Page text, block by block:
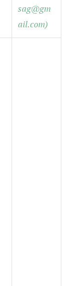
sag@gm
ail.com)